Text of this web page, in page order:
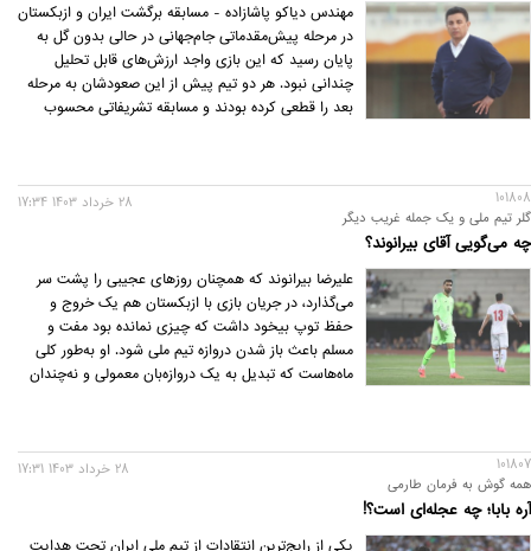
مهندس دیاکو پاشازاده - مسابقه برگشت ایران و ازبکستان
در مرحله پیش‌مقدماتی جام‌جهانی در حالی بدون گل به
پایان رسید که این بازی واجد ارزش‌های قابل تحلیل
چندانی نبود. هر دو تیم پیش از این صعودشان به مرحله
بعد را قطعی کرده بودند و مسابقه تشریفاتی محسوب
101808
گلر تیم ملی و یک جمله غریب دیگر
چه می‌گویی آقای بیرانوند؟
28 خرداد 1403 17:34
علیرضا بیرانوند که همچنان روزهای عجیبی را پشت سر
می‌گذارد، در جریان بازی با ازبکستان هم یک خروج و
حفظ توپ بیخود داشت که چیزی نمانده بود مفت و
مسلم باعث باز شدن دروازه تیم ملی شود. او به‌طور کلی
ماه‌هاست که تبدیل به یک دروازه‌بان معمولی و ‌نه‌چندان
101807
همه گوش به فرمان طارمی
آره بابا؛ چه عجله‌ای است؟!
28 خرداد 1403 17:31
یکی از رایج‌ترین انتقادات از تیم ملی ایران تحت هدایت